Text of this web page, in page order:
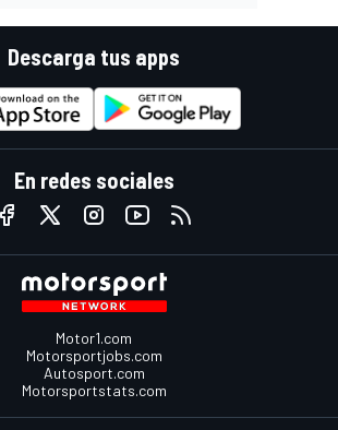
Descarga tus apps
En redes sociales
Motor1.com
Motorsportjobs.com
Autosport.com
Motorsportstats.com